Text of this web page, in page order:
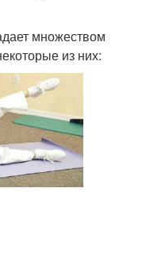
множеством
из них: